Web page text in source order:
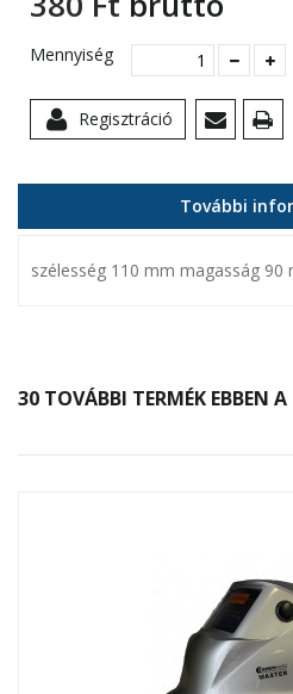
Mennyiség
Regisztráció
További
szélesség 110 mm magasság 90
30 TOVÁBBI TERMÉK EBBEN